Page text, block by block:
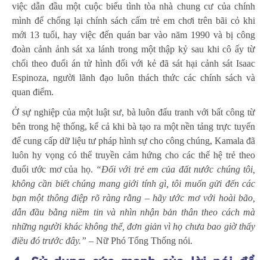
việc dẫn đầu một cuộc biểu tình tòa nhà chung cư của chính
mình để chống lại chính sách cấm trẻ em chơi trên bãi cỏ khi
mới 13 tuổi, hay việc đến quán bar vào năm 1990 và bị công
đoàn cảnh ảnh sát xa lánh trong một thập kỷ sau khi cô ấy từ
chối theo đuổi án tử hình đối với kẻ đã sát hại cảnh sát Isaac
Espinoza, người lãnh đạo luôn thách thức các chính sách và
quan điểm.
Ở sự nghiệp của một luật sư, bà luôn đấu tranh với bất công từ
bên trong hệ thống, kể cả khi bà tạo ra một nền tảng trực tuyến
để cung cấp dữ liệu tư pháp hình sự cho công chúng, Kamala đã
luôn hy vọng có thể truyền cảm hứng cho các thế hệ trẻ theo
đuổi ước mơ của họ. “Đối với trẻ em của đất nước chúng tôi,
không cần biết chúng mang giới tính gì, tôi muốn gửi đến các
bạn một thông điệp rõ ràng rằng – hãy ước mơ với hoài bão,
dẫn đầu bằng niềm tin và nhìn nhận bản thân theo cách mà
những người khác không thể, đơn giản vì họ chưa bao giờ thấy
điều đó trước đây.” – Nữ Phó Tổng Thống nói.